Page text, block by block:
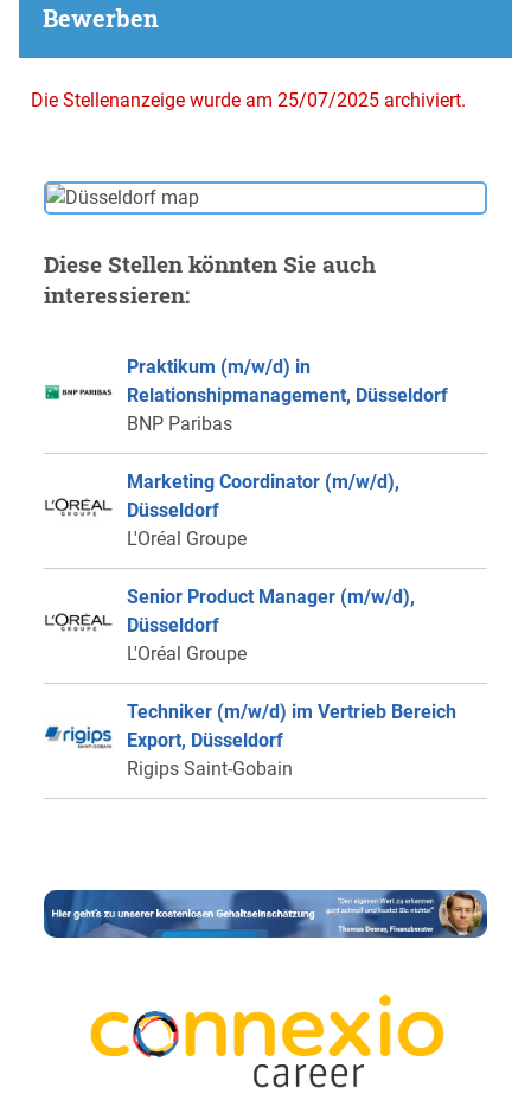
Bewerben
Die Stellenanzeige wurde am 25/07/2025 archiviert.
Diese Stellen könnten Sie auch
interessieren:
Praktikum (m/w/d) in
Relationshipmanagement, Düsseldorf
BNP Paribas
Marketing Coordinator (m/w/d),
Düsseldorf
L'Oréal Groupe
Senior Product Manager (m/w/d),
Düsseldorf
L'Oréal Groupe
Techniker (m/w/d) im Vertrieb Bereich
Export, Düsseldorf
Rigips Saint-Gobain